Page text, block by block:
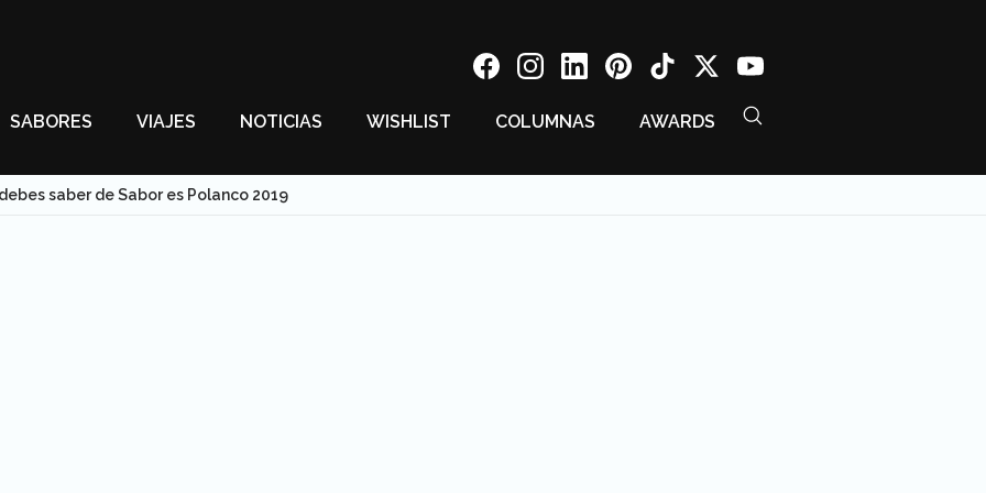
SABORES VIAJES NOTICIAS WISHLIST COLUMNAS AWARDS
saber de Sabor es Polanco 2019